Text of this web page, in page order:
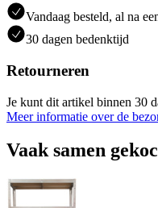
Vandaag besteld, al na
30 dagen bedenktijd
Retourneren
Je kunt dit artikel binnen 30
Meer informatie over de
Vaak samen